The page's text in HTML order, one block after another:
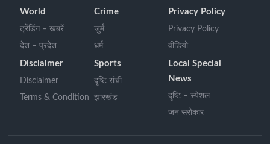
World
ट्रेंडिंग – खबरें
देश – प्रदेश
Crime
जुर्म
धर्म
Privacy Policy
Privacy Policy
वीडियो
Disclaimer
Disclaimer
Terms & Condition
Sports
दृष्टि रांची
झारखंड
Local Special
News
दृष्टि – स्पेशल
जन सरोकार